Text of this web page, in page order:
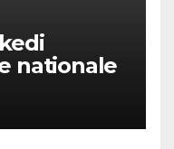
nationale